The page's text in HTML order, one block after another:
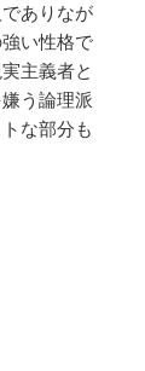
ありなが
い性格で
主義者と
う論理派
な部分も